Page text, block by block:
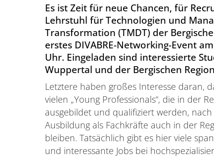
Es ist Zeit für neue Chancen, für
Lehrstuhl für Technologien und
Transformation (TMDT) der
erstes DIVABRE-Networking-Event
Uhr. Eingeladen sind interessierte
Wuppertal und der Bergischen
Letztere haben großes Interesse daran,
vielen „Young Professionals“, die in der
ausgebildet und qualifiziert werden,
Ausbildung als Fachkräfte auch in der
bleiben. Tatsächlich gibt es hier viele
und interessante Jobs bei